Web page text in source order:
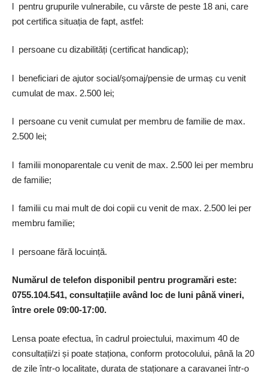
l pentru grupurile vulnerabile, cu vârste de peste 18 ani, care
pot certifica situația de fapt, astfel:
l persoane cu dizabilități (certificat handicap);
l beneficiari de ajutor social/șomaj/pensie de urmaș cu venit
cumulat de max. 2.500 lei;
l persoane cu venit cumulat per membru de familie de max.
2.500 lei;
l familii monoparentale cu venit de max. 2.500 lei per membru
de familie;
l familii cu mai mult de doi copii cu venit de max. 2.500 lei per
membru familie;
l persoane fără locuință.
Numărul de telefon disponibil pentru programări este:
0755.104.541, con­sul­tațiile având loc de luni până vineri,
între orele 09:00-17:00.
Lensa poate efectua, în cadrul proiectului, maximum 40 de
consultații/zi și poate staționa, conform protocolului, până la 20
de zile într-o localitate, durata de staționare a caravanei într-o